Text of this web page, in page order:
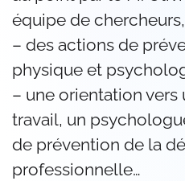
équipe de chercheurs,
– des actions de
physique et
– une orientation
travail, un
de prévention de la
professionnelle…